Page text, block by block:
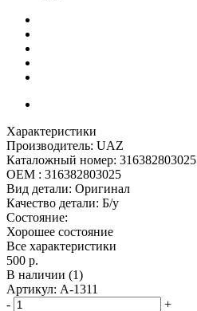
Характеристики
Производитель: UAZ
Каталожный номер: 316382803025
OEM : 316382803025
Вид детали: Оригинал
Качество детали: Б/у
Состояние:
Хорошее состояние
Все характеристики
500 р.
В наличии (1)
Артикул: А-1311
-
+